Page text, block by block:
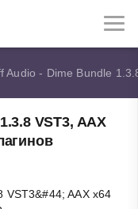
Audio - Dime Bundle
VST3, AAX